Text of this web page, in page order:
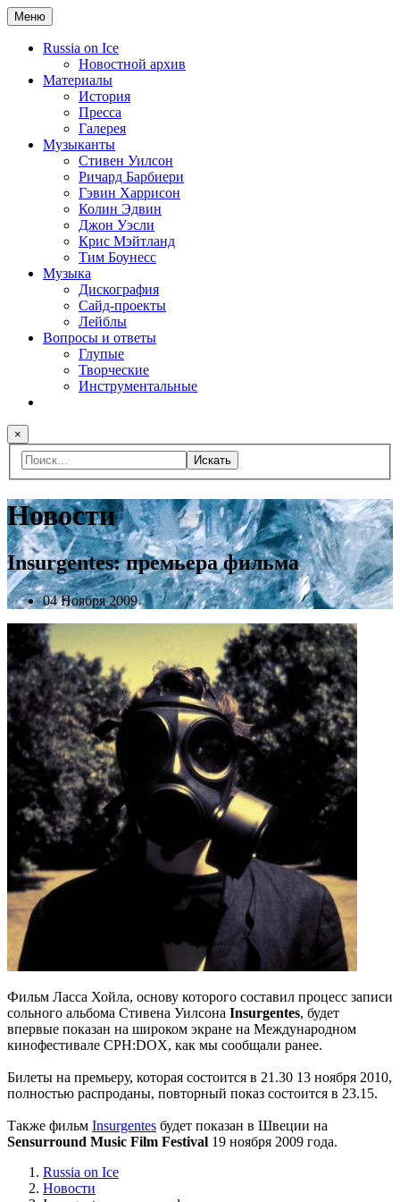
Меню
Russia on Ice
Новостной архив
Материалы
История
Пресса
Галерея
Музыканты
Стивен Уилсон
Ричард Барбиери
Гэвин Харрисон
Колин Эдвин
Джон Уэсли
Крис Мэйтланд
Тим Боунесс
Музыка
Дискография
Сайд-проекты
Лейблы
Вопросы и ответы
Глупые
Творческие
Инструментальные
×
Искать
Новости
Insurgentes: премьера фильма
04 Ноября 2009
Фильм Ласса Хойла, основу которого составил процесс записи
сольного альбома Стивена Уилсона Insurgentes, будет
впервые показан на широком экране на Международном
кинофестивале CPH:DOX, как мы сообщали ранее.
Билеты на премьеру, которая состоится в 21.30 13 ноября 2010,
полностью распроданы, повторный показ состоится в 23.15.
Также фильм Insurgentes будет показан в Швеции на
Sensurround Music Film Festival 19 ноября 2009 года.
Russia on Ice
Новости